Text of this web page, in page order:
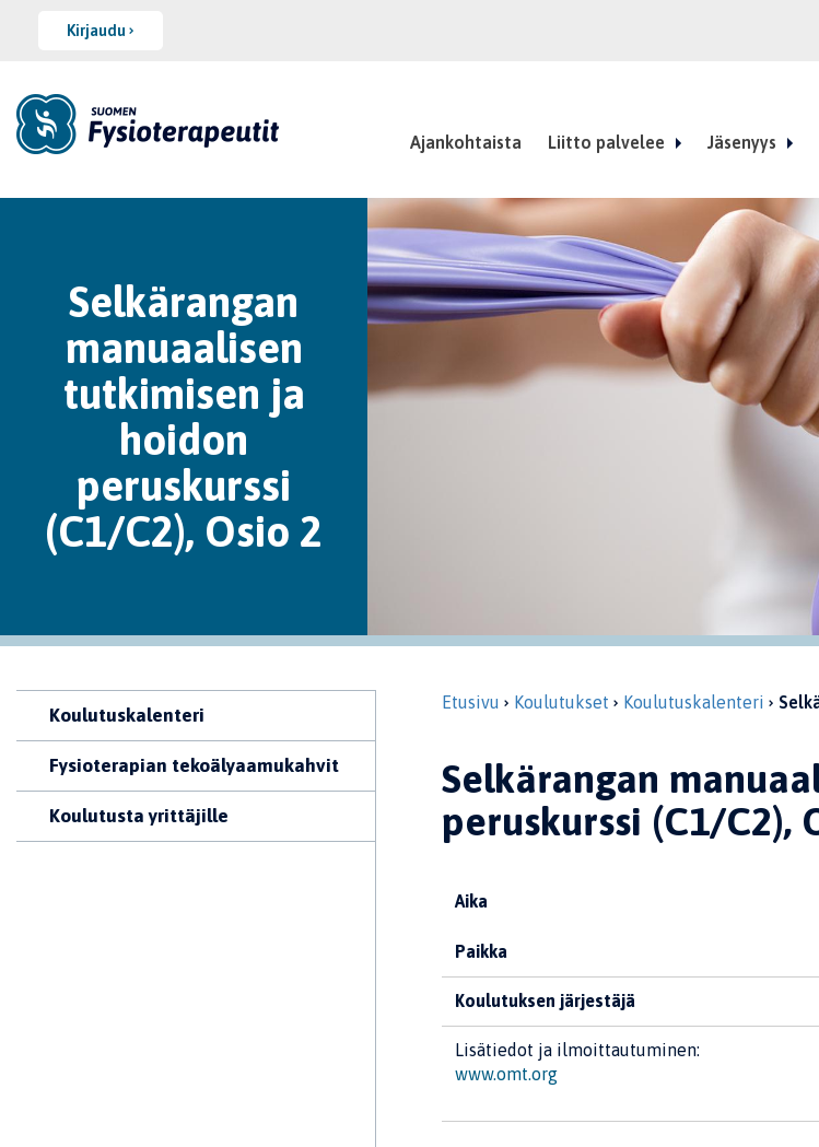
Kirjaudu
Ajankohtaista Liitto palvelee Jäsenyys
Selkärangan
manuaalisen
tutkimisen ja
hoidon
peruskurssi
(C1/C2), Osio 2
Koulutuskalenteri
Fysioterapian tekoälyaamukahvit
Koulutusta yrittäjille
Etusivu Koulutukset Koulutuskalenteri
Selkärangan
peruskurssi (C1/C2),
Aika
Paikka
Koulutuksen järjestäjä
Lisätiedot ja ilmoittautuminen:
www.omt.org